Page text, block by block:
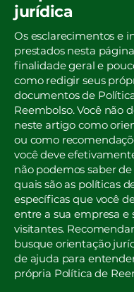
jurídica
Os esclarecimentos e
prestados nesta
finalidade geral e
como redigir seus
documentos de
Reembolso. Você não
neste artigo como
ou como
você deve
não podemos saber
quais são as políticas
específicas que você
entre a sua empresa e
visitantes.
busque orientação
de ajuda para
própria Política de